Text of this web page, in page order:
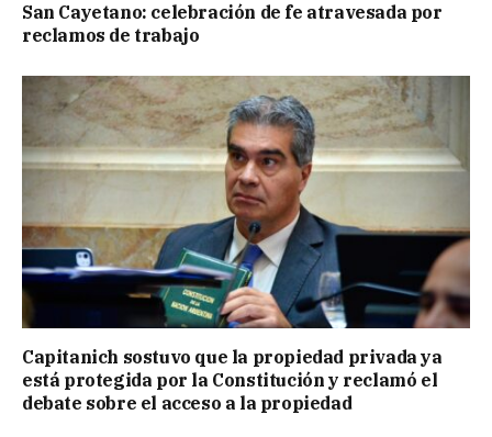
San Cayetano: celebración de fe atravesada por
reclamos de trabajo
Capitanich sostuvo que la propiedad privada ya
está protegida por la Constitución y reclamó el
debate sobre el acceso a la propiedad